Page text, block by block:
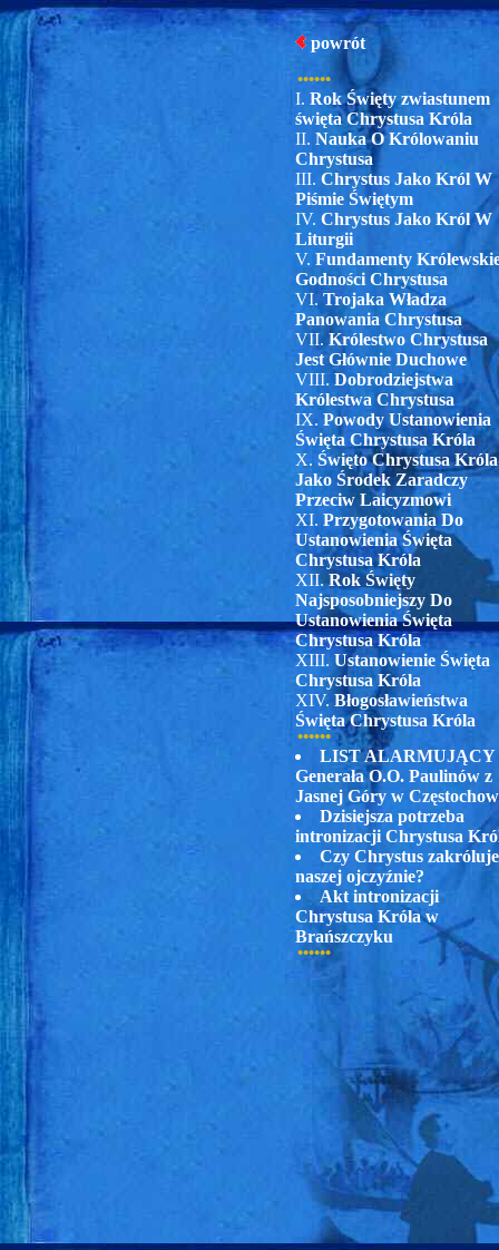
powrót
••••••
I. Rok Święty zwiastunem
święta Chrystusa Króla
II. Nauka O Królowaniu
Chrystusa
III. Chrystus Jako Król W
Piśmie Świętym
IV. Chrystus Jako Król W
Liturgii
V. Fundamenty
Godności Chrystusa
VI. Trojaka Władza
Panowania Chrystusa
VII. Królestwo Chrystusa
Jest Głównie Duchowe
VIII. Dobrodziejstwa
Królestwa Chrystusa
IX. Powody Ustanowienia
Święta Chrystusa Króla
X. Święto Chrystusa Króla
Jako Środek Zaradczy
Przeciw Laicyzmowi
XI. Przygotowania Do
Ustanowienia Święta
Chrystusa Króla
XII.Rok Święty
Najsposobniejszy Do
Ustanowienia Święta
Chrystusa Króla
XIII. Ustanowienie Święta
Chrystusa Króla
XIV. Błogosławieństwa
Święta Chrystusa Króla
••••••
LIST ALARMUJĄCY
Generała O.O. Paulinów z
Jasnej Góry w
Dzisiejsza potrzeba
intronizacji Chrystusa
Czy Chrystus
naszej ojczyźnie?
Akt intronizacji
Chrystusa Króla w
Brańszczyku
••••••